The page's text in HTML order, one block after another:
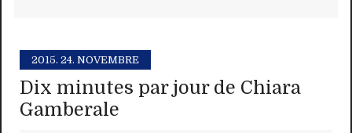
2015. 24. NOVEMBRE
Dix minutes par jour de Chiara
Gamberale